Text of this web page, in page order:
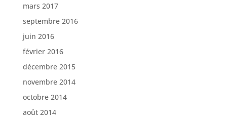
mars 2017
septembre 2016
juin 2016
février 2016
décembre 2015
novembre 2014
octobre 2014
août 2014